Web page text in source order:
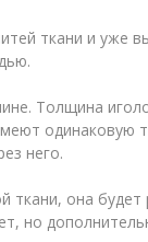
ткани и уже
Толщина
него.
она будет
но